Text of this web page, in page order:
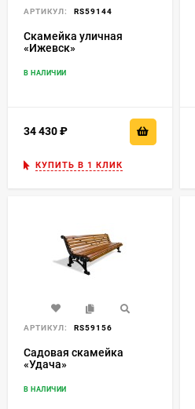
АРТИКУЛ: RS59144
Скамейка уличная
«Ижевск»
В НАЛИЧИИ
34 430
КУПИТЬ В 1 КЛИК
АРТИКУЛ: RS59156
Садовая скамейка
«Удача»
В НАЛИЧИИ